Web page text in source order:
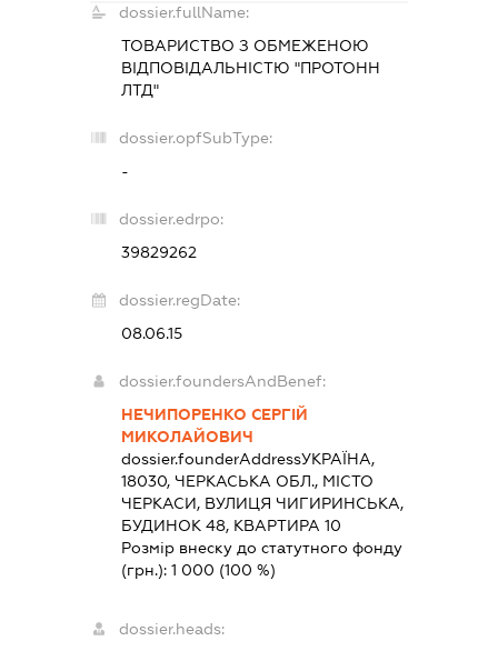
dossier.fullName:
ТОВАРИСТВО З ОБМЕЖЕНОЮ
ВІДПОВІДАЛЬНІСТЮ "ПРОТОНН
ЛТД"
dossier.opfSubType:
-
dossier.edrpo:
39829262
dossier.regDate:
08.06.15
dossier.foundersAndBenef:
НЕЧИПОРЕНКО СЕРГІЙ
МИКОЛАЙОВИЧ
dossier.founderAddressУКРАЇНА,
18030, ЧЕРКАСЬКА ОБЛ., МІСТО
ЧЕРКАСИ, ВУЛИЦЯ ЧИГИРИНСЬКА,
БУДИНОК 48, КВАРТИРА 10
Розмір внеску до статутного фонду
(грн.): 1 000 (100 %)
dossier.heads: